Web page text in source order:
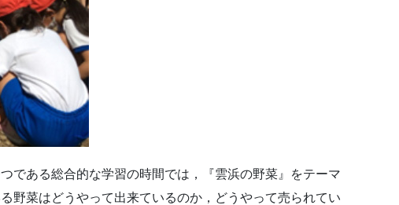
である総合的な学習の時間では，『雲浜の野菜』をテーマ
野菜はどうやって出来ているのか，どうやって売られてい